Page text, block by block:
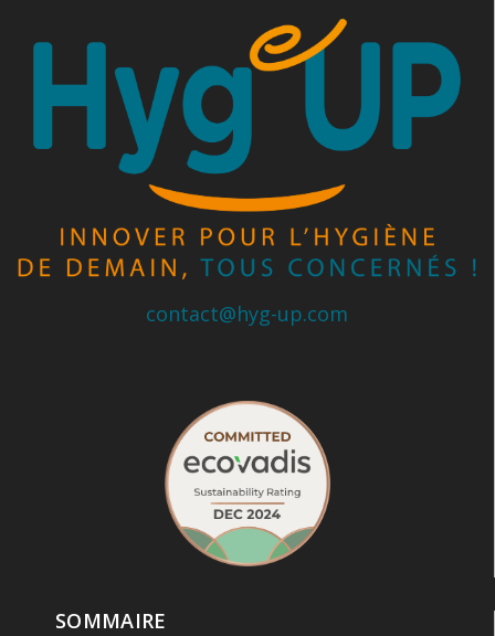
contact@hyg-up.com
SOMMAIRE